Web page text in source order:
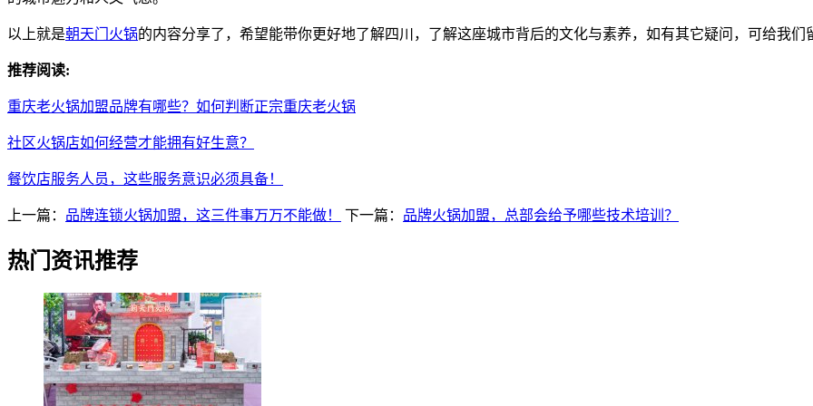
以上就是朝天门火锅的内容分享了，希望能带你更好地了解四川，了解这座城市背后的文化与素养，如有其它疑问，可给我们
推荐阅读:
重庆老火锅加盟品牌有哪些？如何判断正宗重庆老火锅
社区火锅店如何经营才能拥有好生意？
餐饮店服务人员，这些服务意识必须具备！
上一篇： 品牌连锁火锅加盟，这三件事万万不能做！ 下一篇： 品牌火锅加盟，总部会给予哪些技术培训？
热门资讯推荐